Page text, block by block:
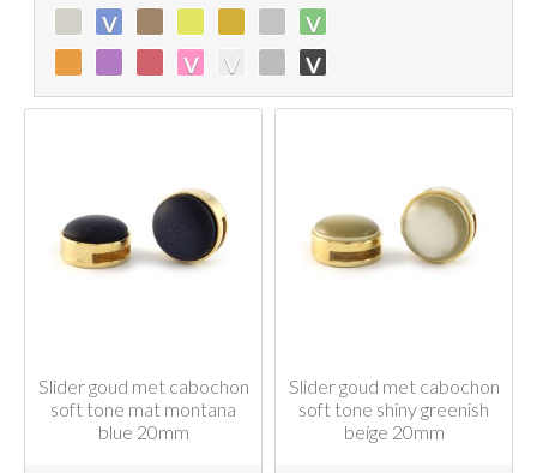
v
v
v
v v
Slider goud met cabochon
soft tone mat montana
blue 20mm
Slider goud met cabochon
soft tone shiny greenish
beige 20mm